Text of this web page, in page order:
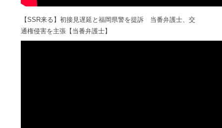
【SSR来る】初接見遅延と福岡県警を提訴 当番弁護士、交
通権侵害を主張【当番弁護士】